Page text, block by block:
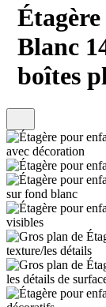
Blanc
boîtes